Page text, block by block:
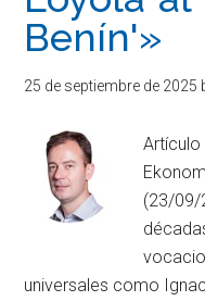
Benín'»
25 de septiembre de 2025
Artículo
(23/09/
universales como